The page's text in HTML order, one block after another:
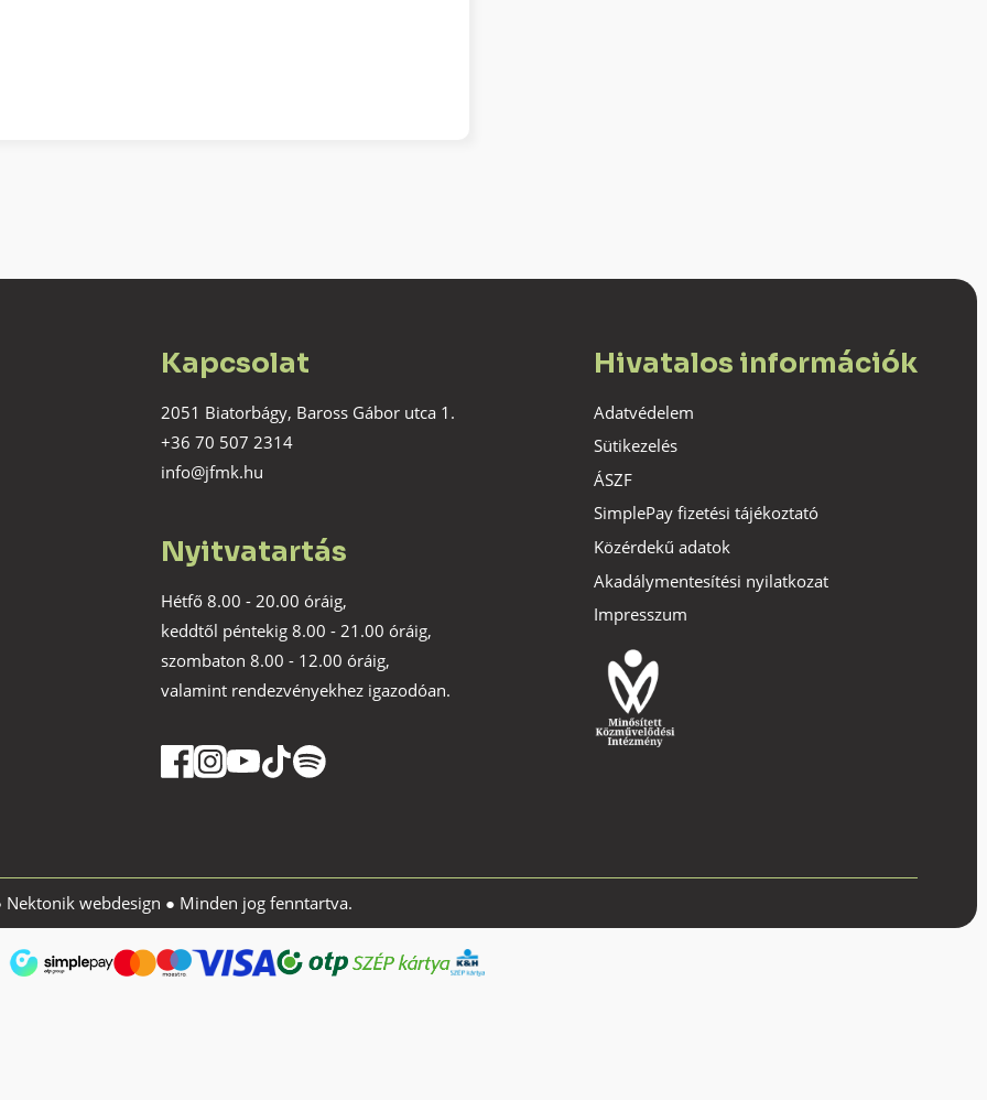
Kapcsolat
2051 Biatorbágy, Baross Gábor utca 1.
+36 70 507 2314
info@jfmk.hu
Nyitvatartás
Hétfő 8.00 - 20.00 óráig,
keddtől péntekig 8.00 - 21.00 óráig,
szombaton 8.00 - 12.00 óráig,
valamint rendezvényekhez igazodóan.
Hivatalos információk
Adatvédelem
Sütikezelés
ÁSZF
SimplePay fizetési tájékoztató
Közérdekű adatok
Akadálymentesítési nyilatkozat
Impresszum
Nektonik webdesign ● Minden jog fenntartva.